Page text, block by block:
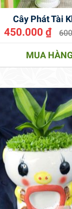
Cây Phát Tài
450.000₫
MUA